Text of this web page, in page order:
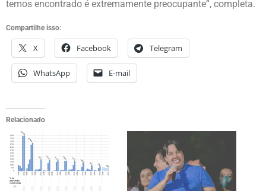
temos encontrado é extremamente preocupante”, completa.
Compartilhe isso:
X Facebook Telegram
WhatsApp E-mail
Relacionado